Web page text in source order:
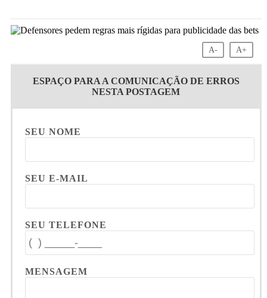
A- A+
ESPAÇO PARA A COMUNICAÇÃO DE ERROS
NESTA POSTAGEM
SEU NOME
SEU E-MAIL
SEU TELEFONE
MENSAGEM